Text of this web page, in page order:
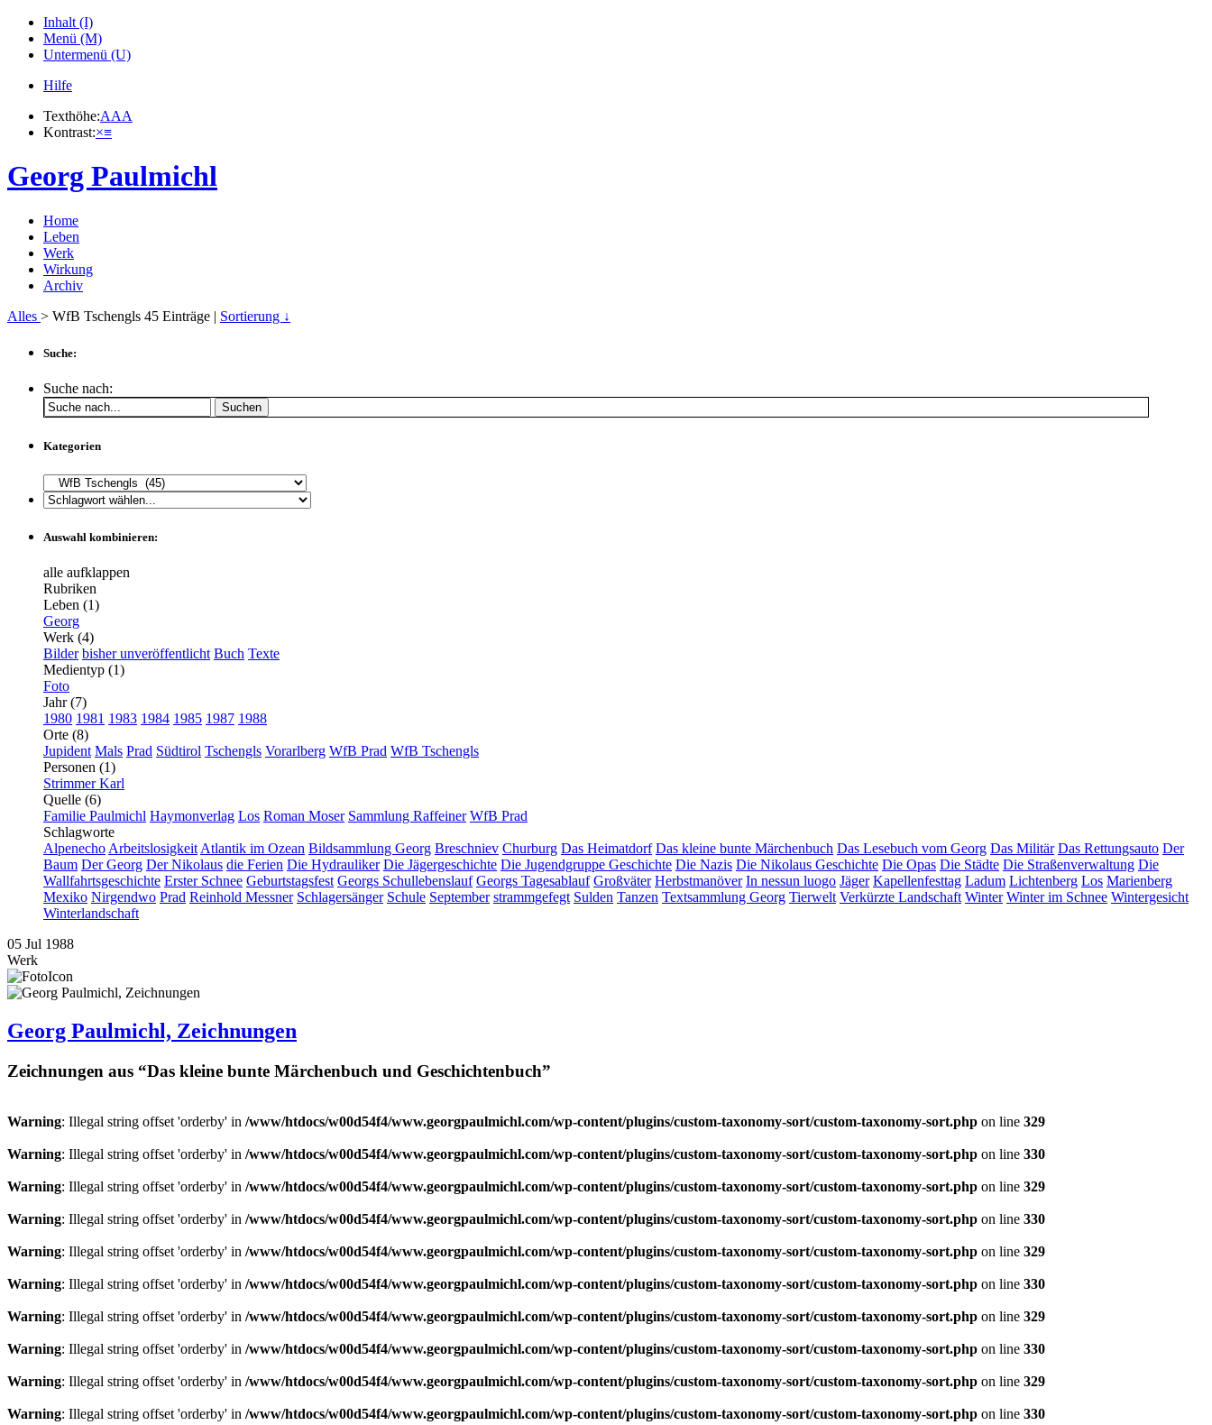
Inhalt (I)
Menü (M)
Untermenü (U)
Hilfe
Texthöhe:AAA
Kontrast:×≡
Georg Paulmichl
Home
Leben
Werk
Wirkung
Archiv
Alles > WfB Tschengls 45 Einträge | Sortierung ↓
Suche:
Suche nach:
Suchen
Kategorien
Auswahl kombinieren:
alle aufklappen
Rubriken
Leben (1)
Georg
Werk (4)
Bilder bisher unveröffentlicht Buch Texte
Medientyp (1)
Foto
Jahr (7)
1980 1981 1983 1984 1985 1987 1988
Orte (8)
Jupident Mals Prad Südtirol Tschengls Vorarlberg WfB Prad WfB Tschengls
Personen (1)
Strimmer Karl
Quelle (6)
Familie Paulmichl Haymonverlag Los Roman Moser Sammlung Raffeiner WfB Prad
Schlagworte
Alpenecho Arbeitslosigkeit Atlantik im Ozean Bildsammlung Georg Breschniev Churburg Das Heimatdorf Das kleine bunte Märchenbuch Das Lesebuch vom Georg Das Militär Das Rettungsauto Der
Baum Der Georg Der Nikolaus die Ferien Die Hydrauliker Die Jägergeschichte Die Jugendgruppe Geschichte Die Nazis Die Nikolaus Geschichte Die Opas Die Städte Die Straßenverwaltung Die
Wallfahrtsgeschichte Erster Schnee Geburtstagsfest Georgs Schullebenslauf Georgs Tagesablauf Großväter Herbstmanöver In nessun luogo Jäger Kapellenfesttag Ladum Lichtenberg Los Marienberg
Mexiko Nirgendwo Prad Reinhold Messner Schlagersänger Schule September strammgefegt Sulden Tanzen Textsammlung Georg Tierwelt Verkürzte Landschaft Winter Winter im Schnee Wintergesicht
Winterlandschaft
05 Jul 1988
Werk
Georg Paulmichl, Zeichnungen
Zeichnungen aus “Das kleine bunte Märchenbuch und Geschichtenbuch”
Warning: Illegal string offset 'orderby' in /www/htdocs/w00d54f4/www.georgpaulmichl.com/wp-content/plugins/custom-taxonomy-sort/custom-taxonomy-sort.php on line 329
Warning: Illegal string offset 'orderby' in /www/htdocs/w00d54f4/www.georgpaulmichl.com/wp-content/plugins/custom-taxonomy-sort/custom-taxonomy-sort.php on line 330
Warning: Illegal string offset 'orderby' in /www/htdocs/w00d54f4/www.georgpaulmichl.com/wp-content/plugins/custom-taxonomy-sort/custom-taxonomy-sort.php on line 329
Warning: Illegal string offset 'orderby' in /www/htdocs/w00d54f4/www.georgpaulmichl.com/wp-content/plugins/custom-taxonomy-sort/custom-taxonomy-sort.php on line 330
Warning: Illegal string offset 'orderby' in /www/htdocs/w00d54f4/www.georgpaulmichl.com/wp-content/plugins/custom-taxonomy-sort/custom-taxonomy-sort.php on line 329
Warning: Illegal string offset 'orderby' in /www/htdocs/w00d54f4/www.georgpaulmichl.com/wp-content/plugins/custom-taxonomy-sort/custom-taxonomy-sort.php on line 330
Warning: Illegal string offset 'orderby' in /www/htdocs/w00d54f4/www.georgpaulmichl.com/wp-content/plugins/custom-taxonomy-sort/custom-taxonomy-sort.php on line 329
Warning: Illegal string offset 'orderby' in /www/htdocs/w00d54f4/www.georgpaulmichl.com/wp-content/plugins/custom-taxonomy-sort/custom-taxonomy-sort.php on line 330
Warning: Illegal string offset 'orderby' in /www/htdocs/w00d54f4/www.georgpaulmichl.com/wp-content/plugins/custom-taxonomy-sort/custom-taxonomy-sort.php on line 329
Warning: Illegal string offset 'orderby' in /www/htdocs/w00d54f4/www.georgpaulmichl.com/wp-content/plugins/custom-taxonomy-sort/custom-taxonomy-sort.php on line 330